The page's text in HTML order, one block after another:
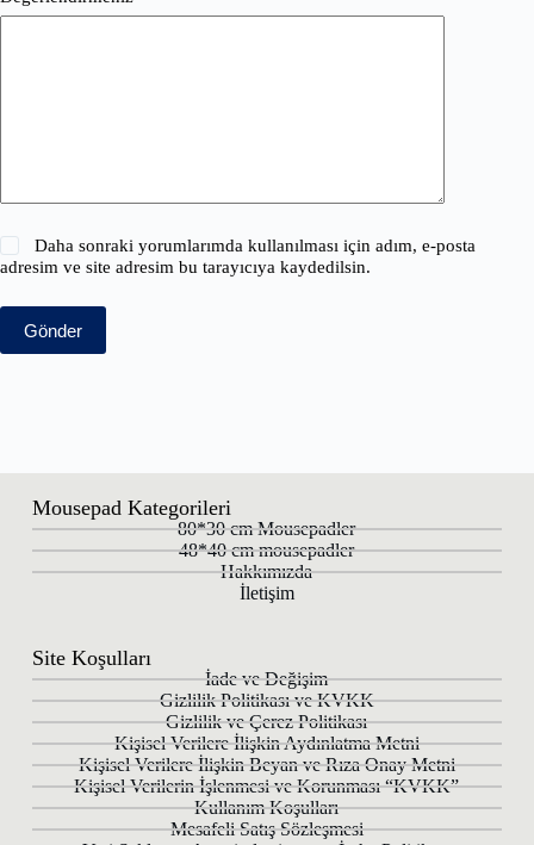
Daha sonraki yorumlarımda kullanılması için adım, e-posta
adresim ve site adresim bu tarayıcıya kaydedilsin.
Gönder
Mousepad Kategorileri
80*30 cm Mousepadler
48*40 cm mousepadler
Hakkımızda
İletişim
Site Koşulları
İade ve Değişim
Gizlilik Politikası ve KVKK
Gizlilik ve Çerez Politikası
Kişisel Verilere İlişkin Aydınlatma Metni
Kişisel Verilere İlişkin Beyan ve Rıza Onay Metni
Kişisel Verilerin İşlenmesi ve Korunması “KVKK”
Kullanım Koşulları
Mesafeli Satış Sözleşmesi